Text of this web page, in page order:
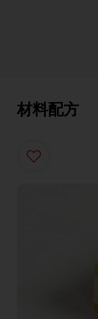
材料配方